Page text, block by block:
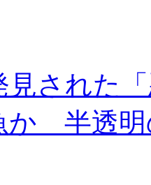
見された
か 半透明